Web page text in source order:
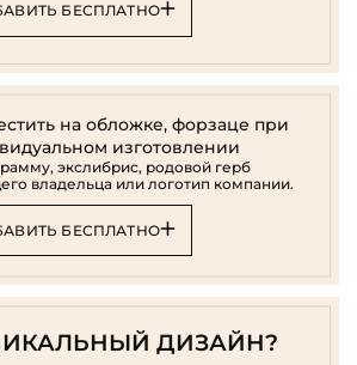
БЕСПЛАТНО
на обложке, форзаце при
изготовлении
экслибрис, родовой герб
владельца или логотип компании.
БЕСПЛАТНО
ДИЗАЙН?